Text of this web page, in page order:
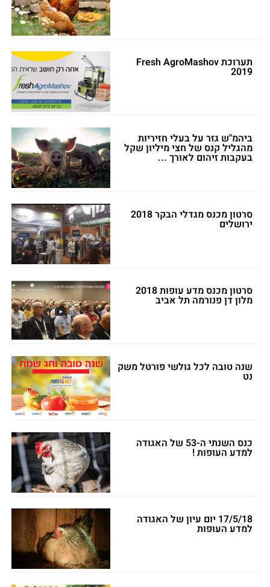
תערוכת Fresh AgroMashov
2019
ביהמ"ש גזר על בעלי חזיריות
מהגליל קנס של חצי מיליון שקל
בעקבות זיהום לאורך ...
סרטון מכנס מגדלי הבקר 2018
ירושלים
סרטון מכנס מדע עופות 2018
מלון דן פנורמה תל אביב
שנה טובה לכל גולשי פורטל משק
נט
כנס השנתי ה-53 של האגודה
למדע העופות !
17/5/18 יום עיון של האגודה
למדע העופות